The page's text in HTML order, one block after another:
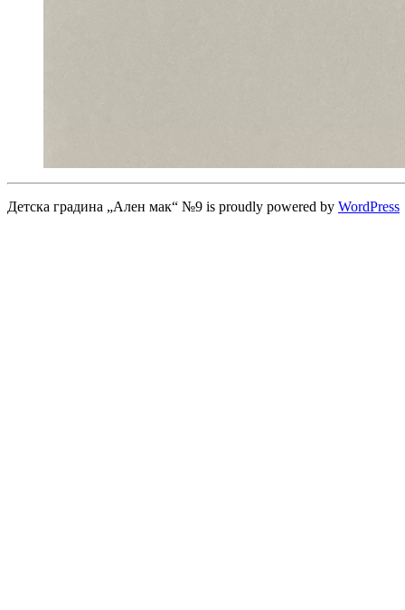
Детска градина „Ален мак“ №9 is proudly powered by WordPress